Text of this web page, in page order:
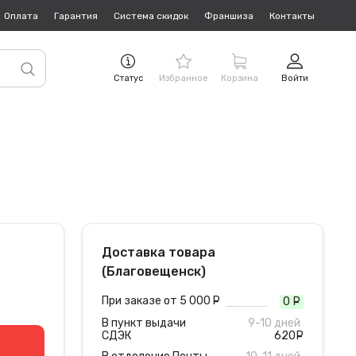
Оплата Гарантия Система скидок Франшиза Контакты
Статус Избранное Корзина Войти
Доставка товара
(Благовещенск)
При заказе от 5 000 0
В пункт выдачи
СДЭК
9-10 дней
620